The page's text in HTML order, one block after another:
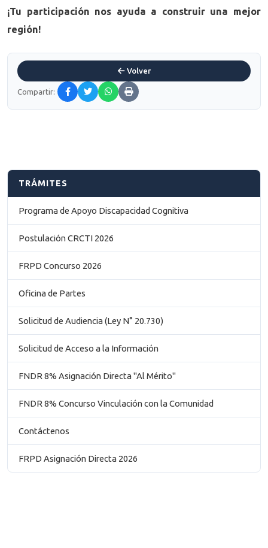
¡Tu participación nos ayuda a construir una mejor
región!
Volver
Compartir:
TRÁMITES
Programa de Apoyo Discapacidad Cognitiva
Postulación CRCTI 2026
FRPD Concurso 2026
Oficina de Partes
Solicitud de Audiencia (Ley N° 20.730)
Solicitud de Acceso a la Información
FNDR 8% Asignación Directa "Al Mérito"
FNDR 8% Concurso Vinculación con la Comunidad
Contáctenos
FRPD Asignación Directa 2026